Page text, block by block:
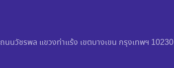
นวัชรพล แขวงท่าแร้ง เขตบางเขน กรุงเทพฯ 10230